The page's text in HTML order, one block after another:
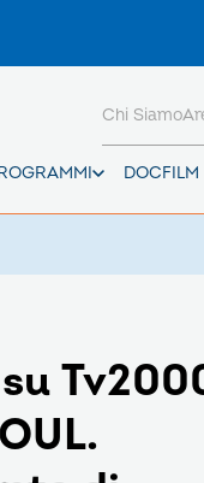
DOCFILM
Chi Siamo